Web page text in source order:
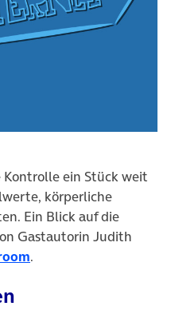
Kontrolle ein Stück weit
körperliche
Ein Blick auf die
Gastautorin Judith
.